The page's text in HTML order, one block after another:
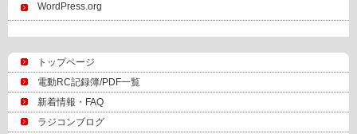
WordPress.org
トップページ
電動RC記録簿/PDF一覧
新着情報・FAQ
ラジコンブログ